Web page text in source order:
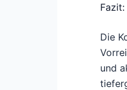
Die
und